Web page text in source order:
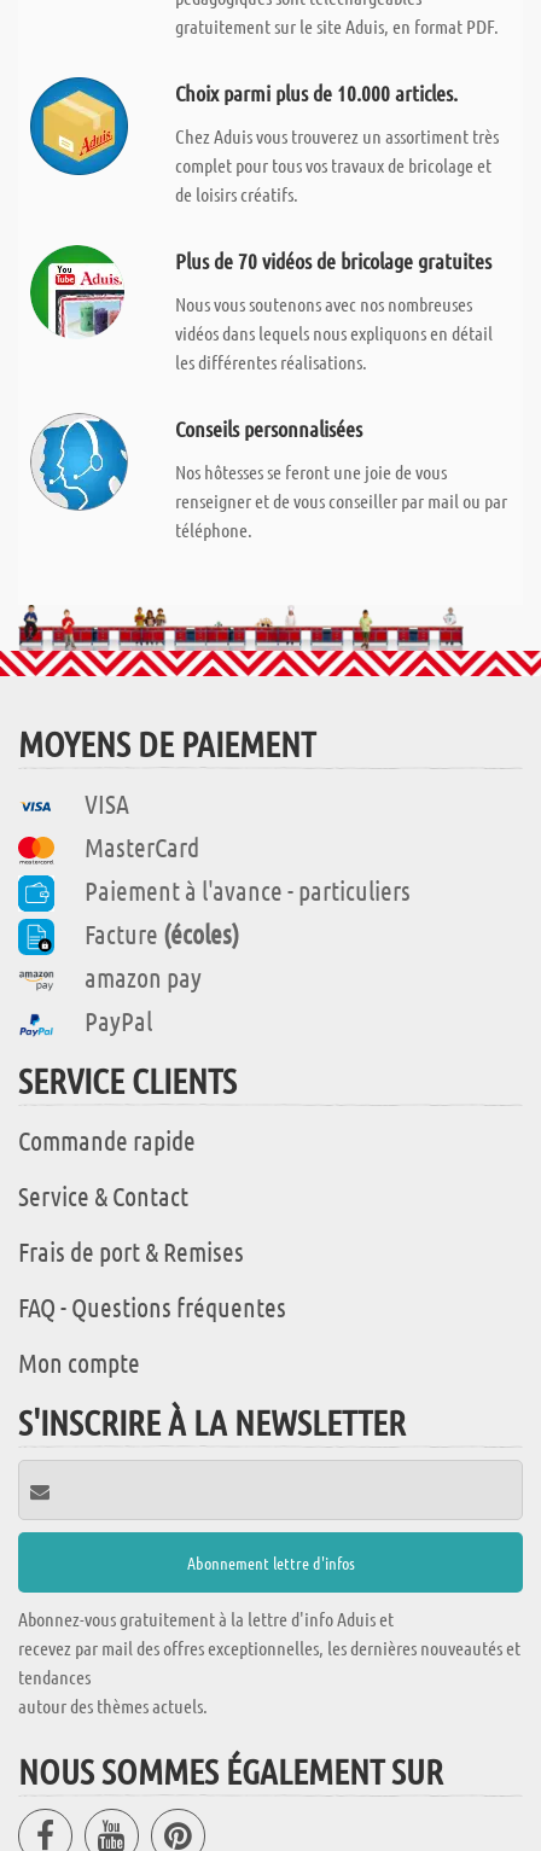
gratuitement sur le site Aduis, en format PDF.
Choix parmi plus de 10.000 articles.
Chez Aduis vous trouverez un assortiment très
complet pour tous vos travaux de bricolage et
de loisirs créatifs.
Plus de 70 vidéos de bricolage gratuites
Nous vous soutenons avec nos nombreuses
vidéos dans lequels nous expliquons en détail
les différentes réalisations.
Conseils personnalisées
Nos hôtesses se feront une joie de vous
renseigner et de vous conseiller par mail ou par
téléphone.
MOYENS DE PAIEMENT
VISA
MasterCard
Paiement à l'avance - particuliers
Facture (écoles)
amazon pay
PayPal
SERVICE CLIENTS
Commande rapide
Service & Contact
Frais de port & Remises
FAQ - Questions fréquentes
Mon compte
S'INSCRIRE À LA NEWSLETTER
Abonnez-vous gratuitement à la lettre d'info Aduis et
recevez par mail des offres exceptionnelles, les dernières nouveautés et
tendances
autour des thèmes actuels.
NOUS SOMMES ÉGALEMENT SUR